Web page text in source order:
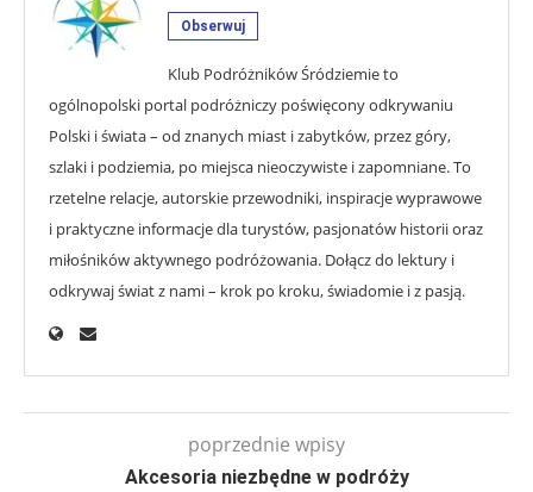
Obserwuj
Klub Podróżników Śródziemie to
ogólnopolski portal podróżniczy poświęcony odkrywaniu
Polski i świata – od znanych miast i zabytków, przez góry,
szlaki i podziemia, po miejsca nieoczywiste i zapomniane. To
rzetelne relacje, autorskie przewodniki, inspiracje wyprawowe
i praktyczne informacje dla turystów, pasjonatów historii oraz
miłośników aktywnego podróżowania. Dołącz do lektury i
odkrywaj świat z nami – krok po kroku, świadomie i z pasją.
poprzednie wpisy
Akcesoria niezbędne w podróży